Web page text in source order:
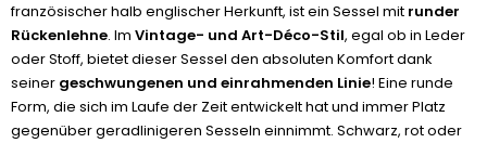
französischer halb englischer Herkunft, ist ein Sessel mit runder
Rückenlehne. Im Vintage- und Art-Déco-Stil, egal ob in Leder
oder Stoff, bietet dieser Sessel den absoluten Komfort dank
seiner geschwungenen und einrahmenden Linie! Eine runde
Form, die sich im Laufe der Zeit entwickelt hat und immer Platz
gegenüber geradlinigeren Sesseln einnimmt. Schwarz, rot oder